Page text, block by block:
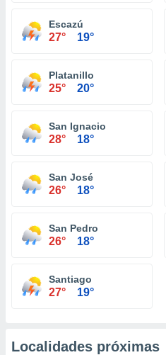
Escazú
27° 19°
Platanillo
25° 20°
San Ignacio
28° 18°
San José
26° 18°
San Pedro
26° 18°
Santiago
27° 19°
Localidades próximas